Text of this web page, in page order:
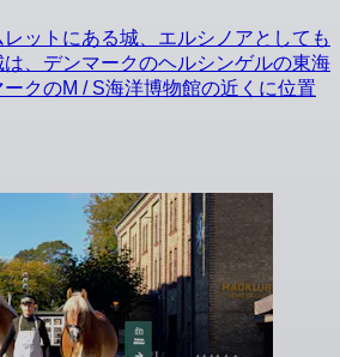
ットにある城、エルシノアとしても
、デンマークのヘルシンゲルの東海
クのM / S海洋博物館の近くに位置